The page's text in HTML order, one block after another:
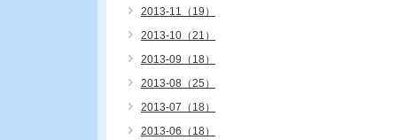
2013-11（19）
2013-10（21）
2013-09（18）
2013-08（25）
2013-07（18）
2013-06（18）